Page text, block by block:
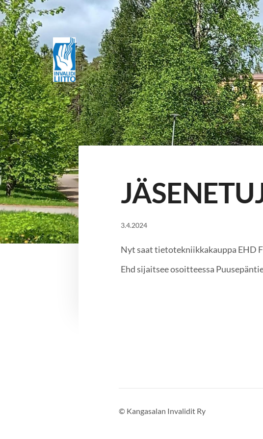
Siirry
sivun
sisältöön
Kangasalan Invalidit ry
3.4.2024
Nyt saat tietotekniikkakauppa EHD
Ehd sijaitsee osoitteessa
© Kangasalan Invalidit Ry